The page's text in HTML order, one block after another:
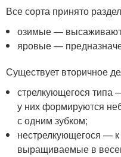
Все сорта принято
озимые —
яровые —
Существует вторичное
стрелкующегося типа
у них формируются
с одним зубком;
нестрелкующегося —
выращиваемые в